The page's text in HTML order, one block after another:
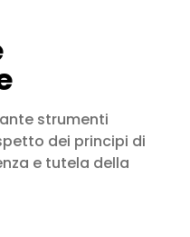
strumenti
dei principi di
e tutela della